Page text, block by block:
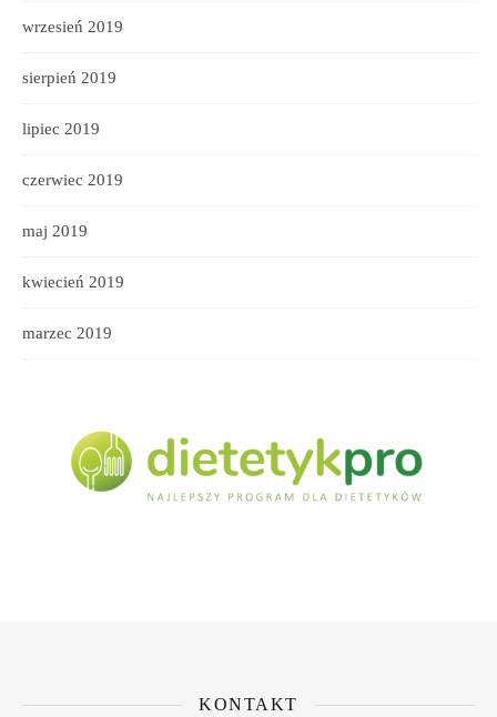
wrzesień 2019
sierpień 2019
lipiec 2019
czerwiec 2019
maj 2019
kwiecień 2019
marzec 2019
KONTAKT